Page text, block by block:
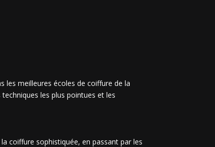
les meilleures écoles de coiffure de la
les plus pointues et les
coiffure sophistiquée, en passant par les